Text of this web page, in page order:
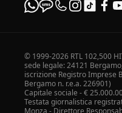
© 1999-2026 RTL 102,500
sede legale: 24121
iscrizione Registro Imprese
Bergamo n. r.e.a. 226901)
Capitale sociale - €
Testata giornalistica